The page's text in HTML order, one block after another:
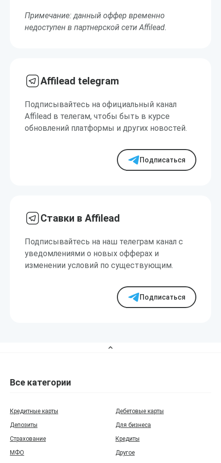
Примечание: данный оффер временно
недоступен в партнерской сети Affilead.
Affilead telegram
Подписывайтесь на официальный канал
Affilead в телегам, чтобы быть в курсе
обновлений платформы и других новостей.
Подписаться
Ставки в Affilead
Подписывайтесь на наш телеграм канал с
уведомлениями о новых офферах и
изменении условий по существующим.
Подписаться
Все категории
Кредитные карты
Дебетовые карты
Депозиты
Для бизнеса
Страхование
Кредиты
МФО
Другое